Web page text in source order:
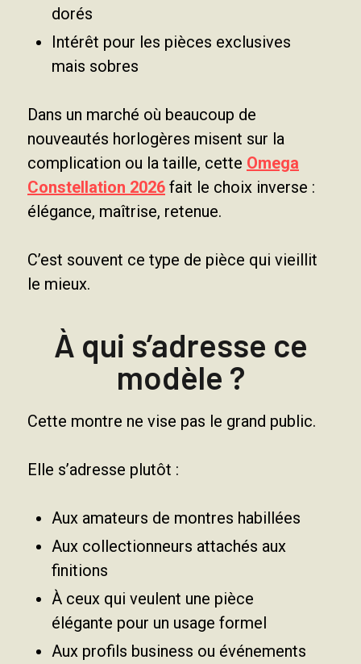
dorés
Intérêt pour les pièces exclusives
mais sobres
Dans un marché où beaucoup de
nouveautés horlogères misent sur la
complication ou la taille, cette Omega
Constellation 2026 fait le choix inverse :
élégance, maîtrise, retenue.
C’est souvent ce type de pièce qui vieillit
le mieux.
À qui s’adresse ce
modèle ?
Cette montre ne vise pas le grand public.
Elle s’adresse plutôt :
Aux amateurs de montres habillées
Aux collectionneurs attachés aux
finitions
À ceux qui veulent une pièce
élégante pour un usage formel
Aux profils business ou événements